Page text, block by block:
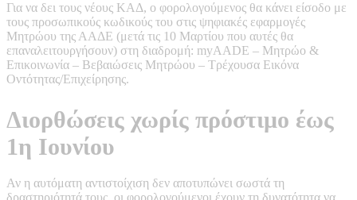
Για να δει τους νέους ΚΑΔ, ο φορολογούμενος θα κάνει είσοδο με
τους προσωπικούς κωδικούς του στις ψηφιακές εφαρμογές
Μητρώου της ΑΑΔΕ (μετά τις 10 Μαρτίου που αυτές θα
επαναλειτουργήσουν) στη διαδρομή: myAADE – Μητρώο &
Επικοινωνία – Βεβαιώσεις Μητρώου – Τρέχουσα Εικόνα
Οντότητας/Επιχείρησης.
Διορθώσεις χωρίς πρόστιμο έως
1η Ιουνίου
Αν η αυτόματη αντιστοίχιση δεν αποτυπώνει σωστά τη
δραστηριότητά τους, οι φορολογούμενοι έχουν τη δυνατότητα να